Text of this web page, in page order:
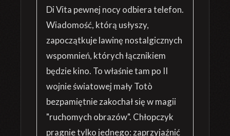
Di Vita pewnej nocy odbiera telefon.
Wiadomość, którą usłyszy,
zapoczątkuje lawinę nostalgicznych
wspomnień, których łącznikiem
będzie kino. To właśnie tam po II
wojnie światowej mały Totò
bezpamiętnie zakochał się w magii
"ruchomych obrazów". Chłopczyk
pragnie tylko jednego: zaprzyjaźnić